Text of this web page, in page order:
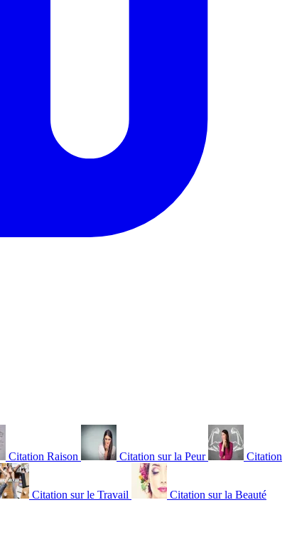
Citation Raison Citation sur la Peur Citation
Citation sur le Travail Citation sur la Beauté